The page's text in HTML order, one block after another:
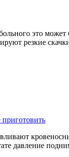
это
резкие
давление